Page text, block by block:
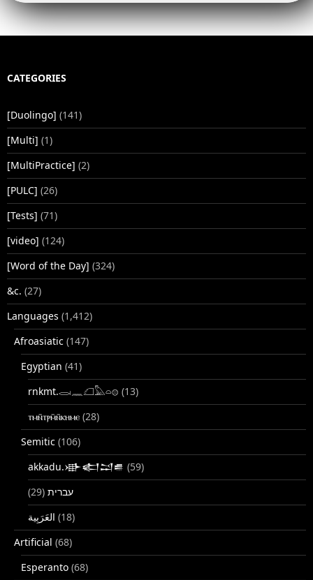
CATEGORIES
[Duolingo] (141)
[Multi] (1)
[MultiPractice] (2)
[PULC] (26)
[Tests] (71)
[video] (124)
[Word of the Day] (324)
&c. (27)
Languages (1,412)
Afroasiatic (147)
Egyptian (41)
rnkmt.𓂋𓏺𓈖𓆎𓅓𓏏𓊖 (13)
ⲧⲙⲛ̄ⲧⲣⲙ̄ⲛ̄ⲕⲏⲙⲉ (28)
Semitic (106)
akkadu.𒀝𒅗𒁺𒌑 (59)
עברית (29)
(18)
Artificial (68)
Esperanto (68)